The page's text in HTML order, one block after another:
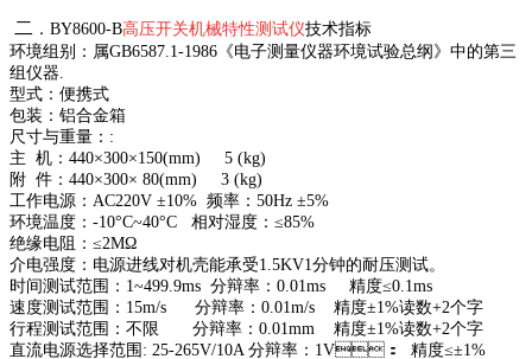
二 ． BY8600-B高压开关机械特性测试仪技术指标
环境组别：属GB6587.1-1986《电子测量仪器环境试验总纲》中的第三
组仪器.
型式：便携式
包装：铝合金箱
尺寸与重量：:
主 机：440×300×150(mm) 5 (kg)
附 件：440×300× 80(mm) 3 (kg)
工作电源：AC220V ±10% 频率：50Hz ±5%
环境温度：-10°C~40°C 相对湿度：≤85%
绝缘电阻：≤2MΩ
介电强度：电源进线对机壳能承受1.5KV1分钟的耐压测试。
时间测试范围：1~499.9ms 分辩率：0.01ms 精度≤0.1ms
速度测试范围：15m/s 分辩率：0.01m/s 精度±1%读数+2个字
行程测试范围：不限 分辩率：0.01mm 精度±1%读数+2个字
直流电源选择范围: 25-265V/10A 分辩率：1V： 精度≤±1%